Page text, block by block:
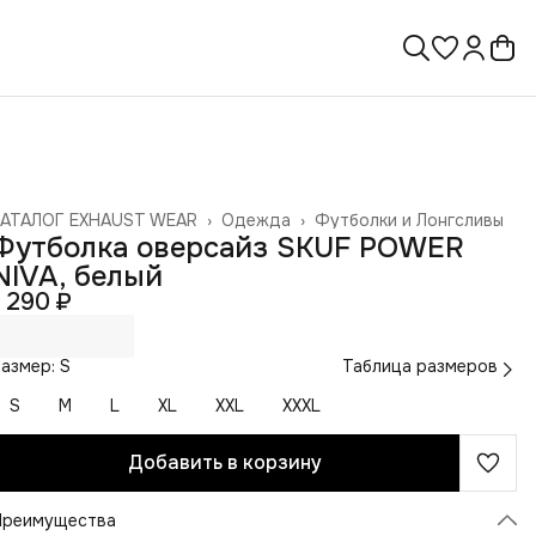
Футболки и Лонгсливы
Одежда ›
EXHAUST WEAR ›
›
оверсайз SKUF POWER
белый
290 ₽
S
Таблица размеров
S
M L XL XXL XXXL
Добавить в корзину